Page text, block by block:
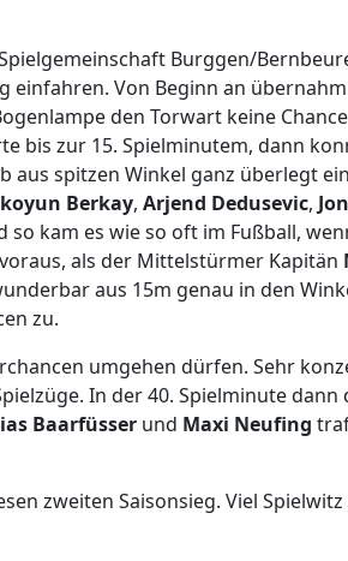
Burggen/
einfahren. Von Beginn an
den Torwart keine
bis zur 15. Spielminutem, dann
spitzen Winkel ganz überlegt
Berkay, Arjend Dedusevic,
kam es wie so oft im Fußball,
als der Mittelstürmer Kapitän
aus 15m genau in den
zu.
umgehen dürfen. Sehr
In der 40. Spielminute dann
Baarfüsser und Maxi Neufing
zweiten Saisonsieg. Viel